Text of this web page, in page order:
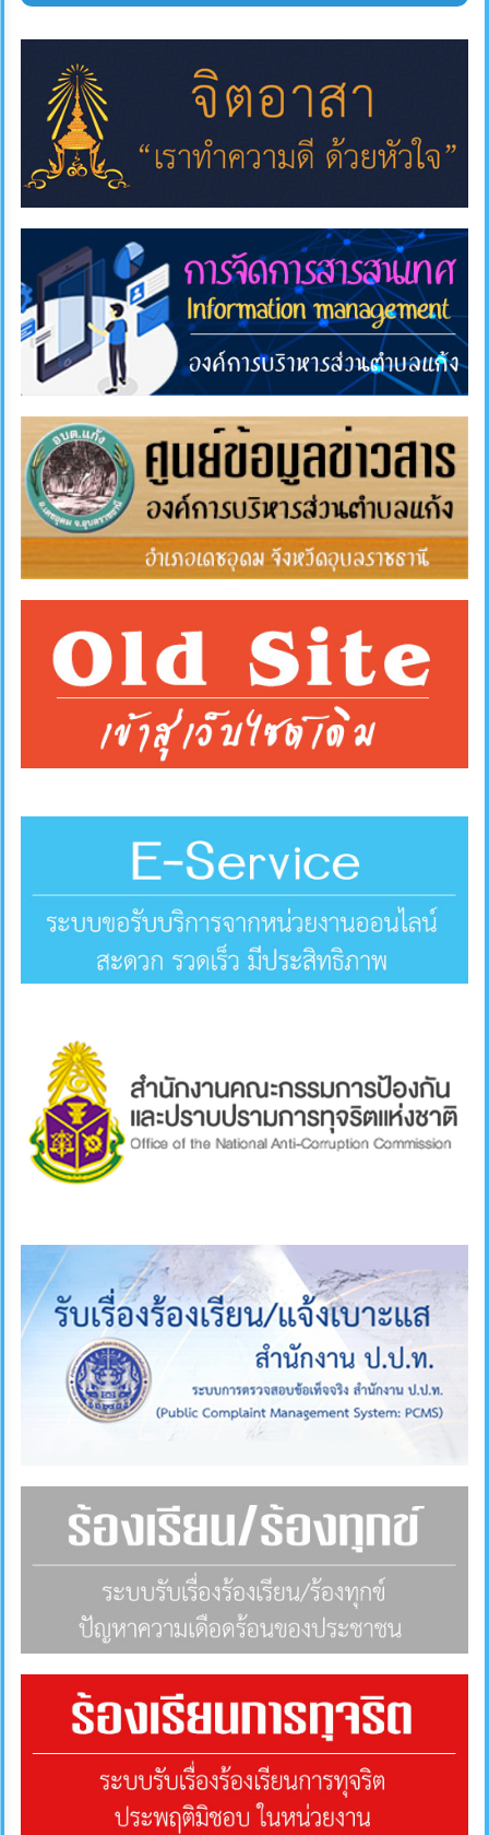
บริหาร
และ
พัฒนา
ทรัพยากร
บุคคล
การ
ส่ง
เสริม
ความ
โปร่งใส
การ
จัด
ซื้อ
จัด
จ้าง
การ
เงิน
การ
ทุจริต
ดำเนิน
เพื่อ
ป้องกัน
การ
ทุจริต
ป้องกัน
การ
ทุจริต
ITA
Service
Q&A
การ
ติดต่อ